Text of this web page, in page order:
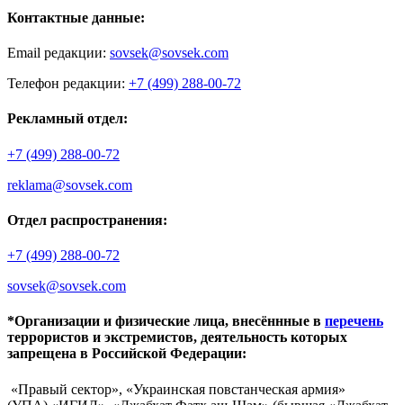
Контактные данные:
Email редакции: sovsek@sovsek.com
Телефон редакции: +7 (499) 288-00-72
Рекламный отдел:
+7 (499) 288-00-72
reklama@sovsek.com
Отдел распространения:
+7 (499) 288-00-72
sovsek@sovsek.com
*Организации и физические лица, внесённные в перечень
террористов и экстремистов, деятельность которых
запрещена в Российской Федерации:
«Правый сектор», «Украинская повстанческая армия»